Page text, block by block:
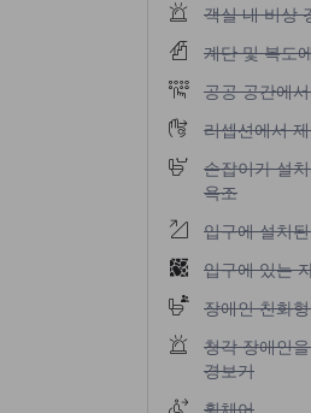
객실 내 비상
객실 내 비상
계단 및 복도
계단 및 복도
공공 공간에서
공공 공간에
리셉션에서 제
리셉션에서
손잡이가 설치
손잡이가 설
욕조
입구에 설치된
입구에 설치
입구에 있는 자
입구에 있는
장애인 친화형
장애인 친화
청각 장애인을
청각 장애인
경보기
휠체어 이용 불가
휠체어